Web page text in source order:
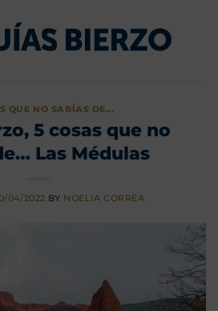
QUE NO SABÍAS DE...
5 cosas que no
Las Médulas
04/2022 BY NOELIA CORREA